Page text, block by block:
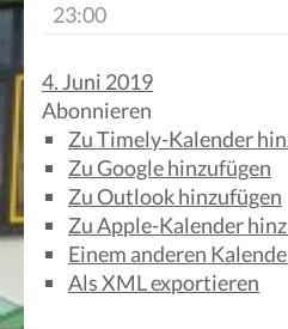
23:00
4. Juni 2019
Abonnieren
Zu Timely-Kalender
Zu Google hinzufügen
Zu Outlook hinzufügen
Zu Apple-Kalender
Einem anderen
Als XML exportieren